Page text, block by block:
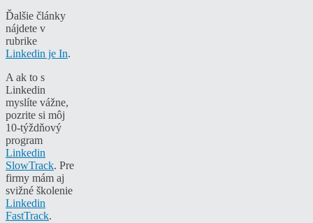
Ďalšie články
nájdete v
rubrike
Linkedin je In.
A ak to s
Linkedin
myslíte vážne,
pozrite si môj
10-týždňový
program
Linkedin
SlowTrack. Pre
firmy mám aj
svižné školenie
Linkedin
FastTrack.